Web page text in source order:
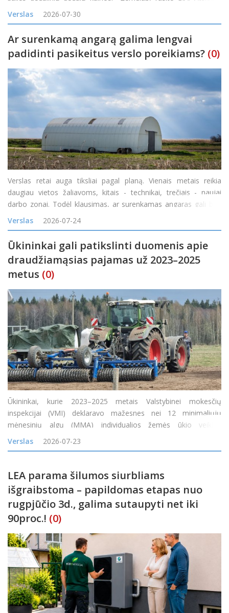
žemėlapį gyventojai nuo šiol galės patys palyginti kainas
skirtingose degalinėse ir rasti pi
Verslas 2026-07-30
Ar surenkamą angarą galima lengvai
padidinti pasikeitus verslo poreikiams? (0)
Verslas retai auga tiksliai pagal planą. Vienais metais reikia
daugiau vietos žaliavoms, kitais - technikai, trečiais - naujai
darbo zonai. Todėl klausimas, ar surenkamas angaras gali būti
padidintas, yra labai praktiškas. Atsakymas dažniausiai priklauso
nuo konstrukcijos tipo, pradinio proje
Verslas 2026-07-24
Ūkininkai gali patikslinti duomenis apie
draudžiamąsias pajamas už 2023–2025
metus (0)
Ūkininkai, kurie 2023–2025 metais Valstybinei mokesčių
inspekcijai (VMI) deklaravo mažesnes nei 12 minimaliųjų
mėnesinių algų (MMA) individualios žemės ūkio veiklos
apmokestinamąsias pajamas arba jų visai neturėjo, tačiau gavo
tam tikrų neapmokestinamųjų pajamų, nuo 2026 m. liepos 1 d.
Verslas 2026-07-23
LEA parama šilumos siurbliams
išgraibstoma – papildomas etapas nuo
rugpjūčio 3d., galima sutaupyti net iki
90proc.! (0)